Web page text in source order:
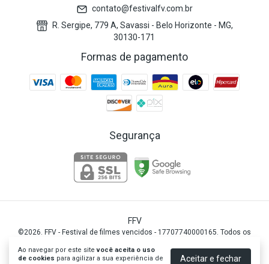
Ao navegar por este sitevocê aceita o uso
de cookies para agilizar a sua experiência de
Aceitar e fechar
contato@festivalfv.com.br
R. Sergipe, 779 A, Savassi - Belo Horizonte - MG,
30130-171
Formas de pagamento
Segurança
FFV
©2026. FFV - Festival de filmes vencidos - 17707740000165. Todos os